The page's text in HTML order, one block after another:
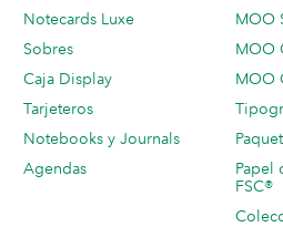
Notecards Luxe
Sobres
Caja Display
Tarjeteros
Notebooks y Journals
Agendas
MOO
MOO
MOO
Papel
FSC®